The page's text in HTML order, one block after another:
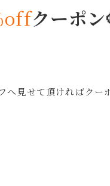
offクーポ
見せて頂ければクー